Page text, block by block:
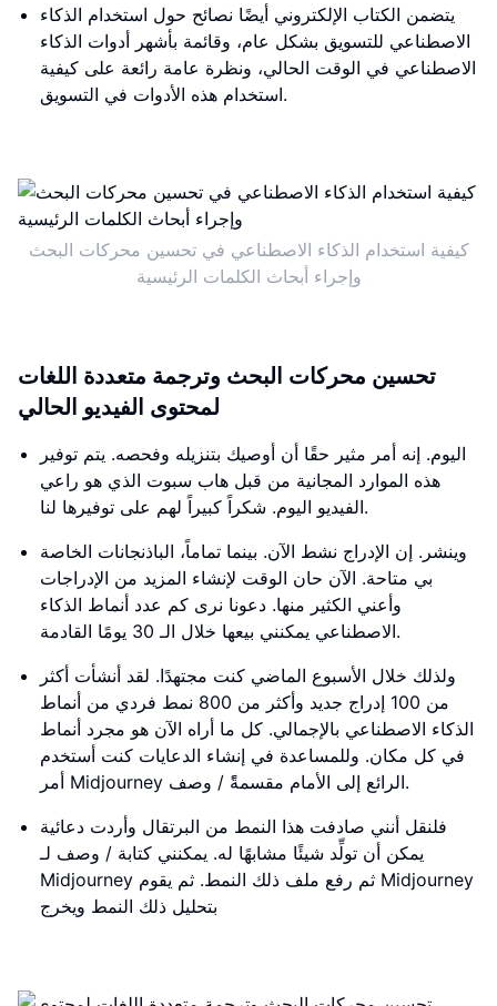
يتضمن الكتاب الإلكتروني أيضًا نصائح حول استخدام الذكاء
الاصطناعي للتسويق بشكل عام، وقائمة بأشهر أدوات الذكاء
الاصطناعي في الوقت الحالي، ونظرة عامة رائعة على كيفية
استخدام هذه الأدوات في التسويق.
كيفية استخدام الذكاء الاصطناعي في تحسين محركات البحث
وإجراء أبحاث الكلمات الرئيسية
تحسين محركات البحث وترجمة متعددة اللغات
لمحتوى الفيديو الحالي
اليوم. إنه أمر مثير حقًا أن أوصيك بتنزيله وفحصه. يتم توفير
هذه الموارد المجانية من قبل هاب سبوت الذي هو راعي
الفيديو اليوم. شكراً كبيراً لهم على توفيرها لنا.
وينشر. إن الإدراج نشط الآن. بينما تماماً، الباذنجانات الخاصة
بي متاحة. الآن حان الوقت لإنشاء المزيد من الإدراجات
وأعني الكثير منها. دعونا نرى كم عدد أنماط الذكاء
الاصطناعي يمكنني بيعها خلال الـ 30 يومًا القادمة.
ولذلك خلال الأسبوع الماضي كنت مجتهدًا. لقد أنشأت أكثر
من 100 إدراج جديد وأكثر من 800 نمط فردي من أنماط
الذكاء الاصطناعي بالإجمالي. كل ما أراه الآن هو مجرد أنماط
في كل مكان. وللمساعدة في إنشاء الدعايات كنت أستخدم
أمر Midjourney الرائع إلى الأمام مقسمةًً / وصف.
فلنقل أنني صادفت هذا النمط من البرتقال وأردت دعائية
يمكن أن تولِّد شيئًا مشابهًا له. يمكنني كتابة / وصف لـ
Midjourney ثم رفع ملف ذلك النمط. ثم يقوم Midjourney
بتحليل ذلك النمط ويخرج